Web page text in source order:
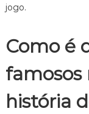
jogo.
Como é
história